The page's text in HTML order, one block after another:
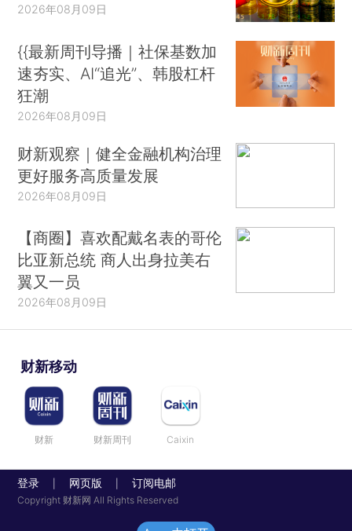
2026年08月09日
{{最新周刊导播｜社保基数加
速夯实、AI“追光”、韩股杠杆
狂潮
2026年08月09日
财新观察｜健全金融机构治理
更好服务高质量发展
2026年08月09日
【商圈】喜欢配戴名表的哥伦
比亚新总统 商人出身拉美右
翼又一员
2026年08月09日
财新移动
财新 财新周刊 Caixin
登录 网页版 订阅电邮
Copyright 财新网 All Rights Reserved